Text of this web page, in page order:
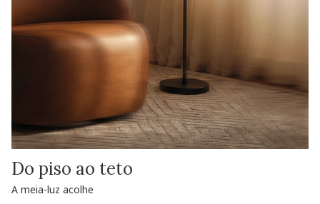
Do piso ao teto
A meia-luz acolhe